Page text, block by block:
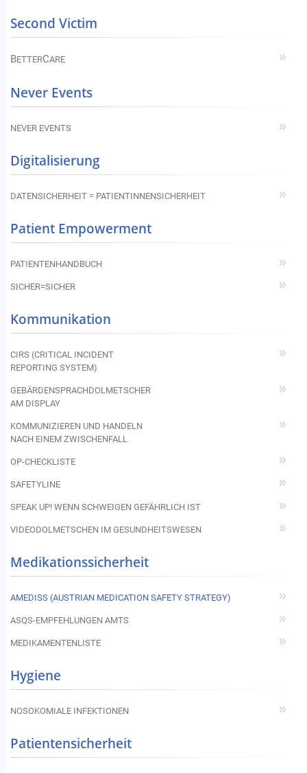
Second Victim
BETTERCARE
Never Events
NEVER EVENTS
Digitalisierung
DATENSICHERHEIT = PATIENTINNENSICHERHEIT
Patient Empowerment
PATIENTENHANDBUCH
SICHER=SICHER
Kommunikation
CIRS (CRITICAL INCIDENT
REPORTING SYSTEM)
GEBÄRDENSPRACHDOLMETSCHER
AM DISPLAY
KOMMUNIZIEREN UND HANDELN
NACH EINEM ZWISCHENFALL
OP-CHECKLISTE
SAFETYLINE
SPEAK UP! WENN SCHWEIGEN GEFÄHRLICH IST
VIDEODOLMETSCHEN IM GESUNDHEITSWESEN
Medikationssicherheit
AMEDISS (AUSTRIAN MEDICATION SAFETY STRATEGY)
ASQS-EMPFEHLUNGEN AMTS
MEDIKAMENTENLISTE
Hygiene
NOSOKOMIALE INFEKTIONEN
Patientensicherheit